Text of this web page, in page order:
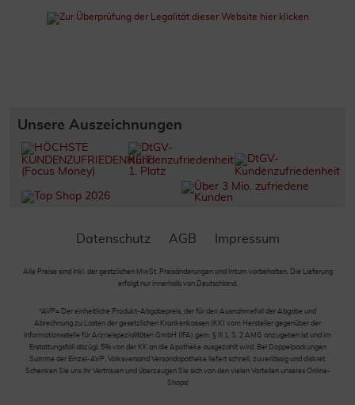
Unsere Auszeichnungen
Datenschutz AGB Impressum
Alle Preise sind inkl. der gestzlichen MwSt. Preisänderungen und Irrtum vorbehalten. Die Lieferung
erfolgt nur innerhalb von Deutschland.
*AVP= Der einheitliche Produkt-Abgabepreis, der für den Ausnahmefall der Abgabe und
Abrechnung zu Lasten der gesetzlichen Krankenkassen (KK) vom Hersteller gegenüber der
Informationsstelle für Arzneispezialitäten GmbH (IFA) gem. § III 1, S. 2 AMG anzugeben ist und im
Erstattungsfall abzügl. 5% von der KK an die Apotheke ausgezahlt wird. Bei Doppelpackungen
Summe der Einzel-AVP. Volksversand Versandapotheke liefert schnell, zuverlässig und diskret.
Schenken Sie uns Ihr Vertrauen und überzeugen Sie sich von den vielen Vorteilen unseres Online-
Shops!